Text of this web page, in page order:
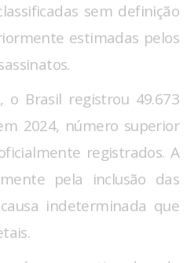
sem definição
estimadas pelos
o Brasil registrou 49.673
2024, número superior
registrados. A
pela inclusão das
indeterminada que